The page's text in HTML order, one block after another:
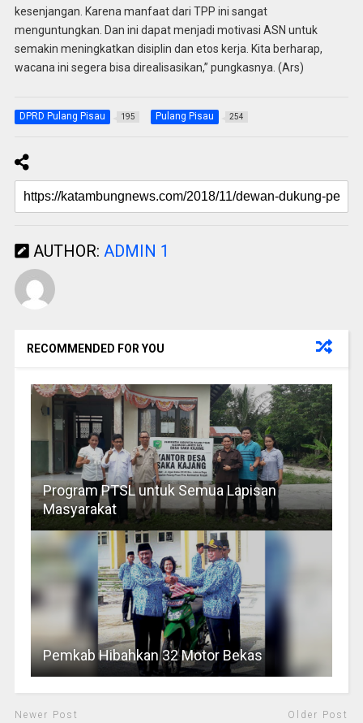
kesenjangan. Karena manfaat dari TPP ini sangat
menguntungkan. Dan ini dapat menjadi motivasi ASN untuk
semakin meningkatkan disiplin dan etos kerja. Kita berharap,
wacana ini segera bisa direalisasikan,” pungkasnya. (Ars)
DPRD Pulang Pisau 195 Pulang Pisau 254
AUTHOR: ADMIN 1
RECOMMENDED FOR YOU
Program PTSL untuk Semua Lapisan
Masyarakat
Pemkab Hibahkan 32 Motor Bekas
Newer Post Older Post